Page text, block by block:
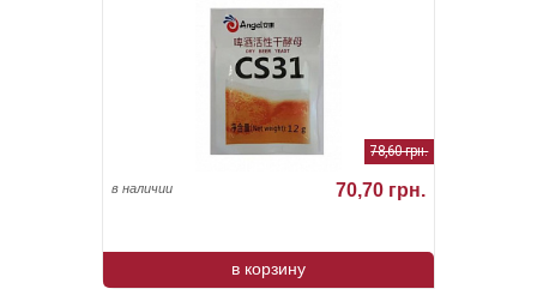
78,60 грн.
в наличии 70,70 грн.
в корзину